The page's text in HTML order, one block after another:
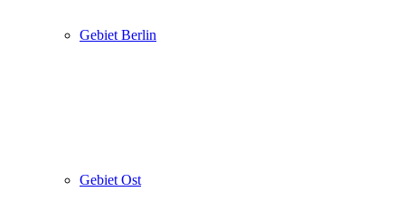
Gebiet Berlin
Gebiet Ost